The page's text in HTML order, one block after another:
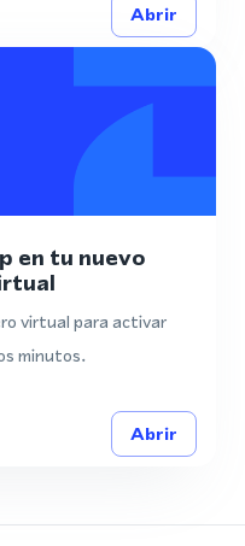
Abrir
en tu nuevo
virtual para activar
minutos.
Abrir